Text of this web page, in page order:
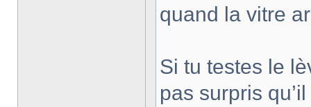
quand la vitre
Si tu testes le
pas surpris